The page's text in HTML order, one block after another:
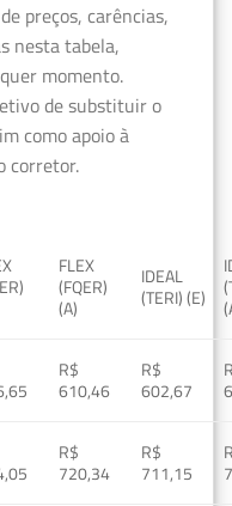
preços, carências,
nesta tabela,
momento.
de substituir o
como apoio à
corretor.
FLEX
(FQER)
(A)
IDEAL
(TERI) (E)
R$
610,46
R$
602,67
R$
720,34
R$
711,15